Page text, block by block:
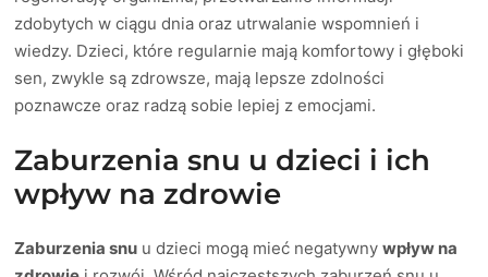
zdobytych w ciągu dnia oraz utrwalanie wspomnień i
wiedzy. Dzieci, które regularnie mają komfortowy i głęboki
sen, zwykle są zdrowsze, mają lepsze zdolności
poznawcze oraz radzą sobie lepiej z emocjami.
Zaburzenia snu u dzieci i ich
wpływ na zdrowie
Zaburzenia snu u dzieci mogą mieć negatywnywpływ na